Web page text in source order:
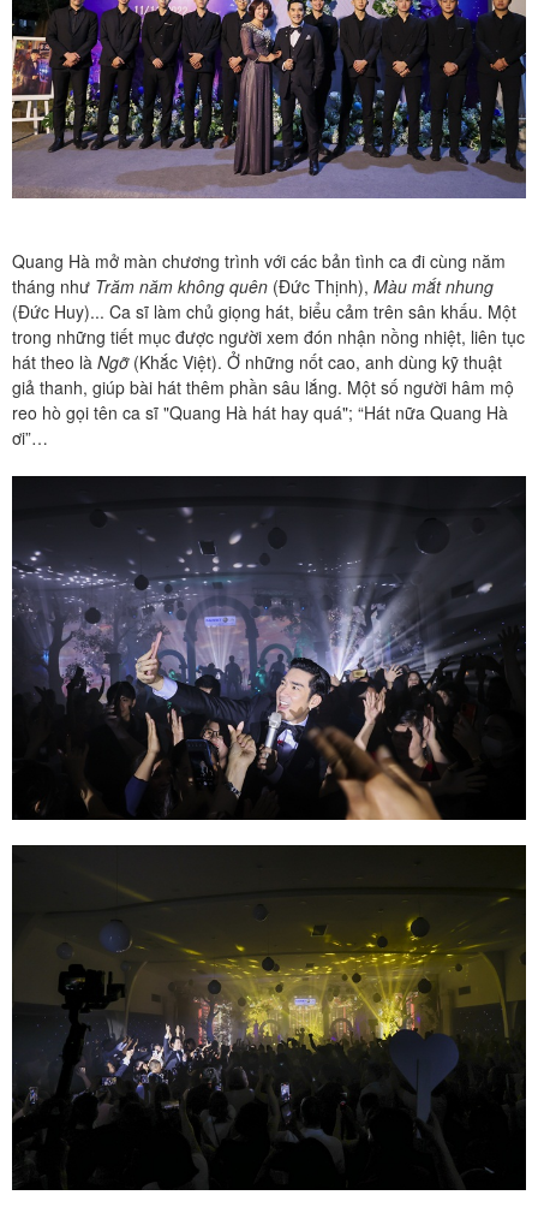
Quang Hà mở màn chương trình với các bản tình ca đi cùng năm
tháng như Trăm năm không quên (Đức Thịnh), Màu mắt nhung
(Đức Huy)... Ca sĩ làm chủ giọng hát, biểu cảm trên sân khấu. Một
trong những tiết mục được người xem đón nhận nồng nhiệt, liên tục
hát theo là Ngỡ(Khắc Việt). Ở những nốt cao, anh dùng kỹ thuật
giả thanh, giúp bài hát thêm phần sâu lắng. Một số người hâm mộ
reo hò gọi tên ca sĩ "Quang Hà hát hay quá"; “Hát nữa Quang Hà
ơi”…